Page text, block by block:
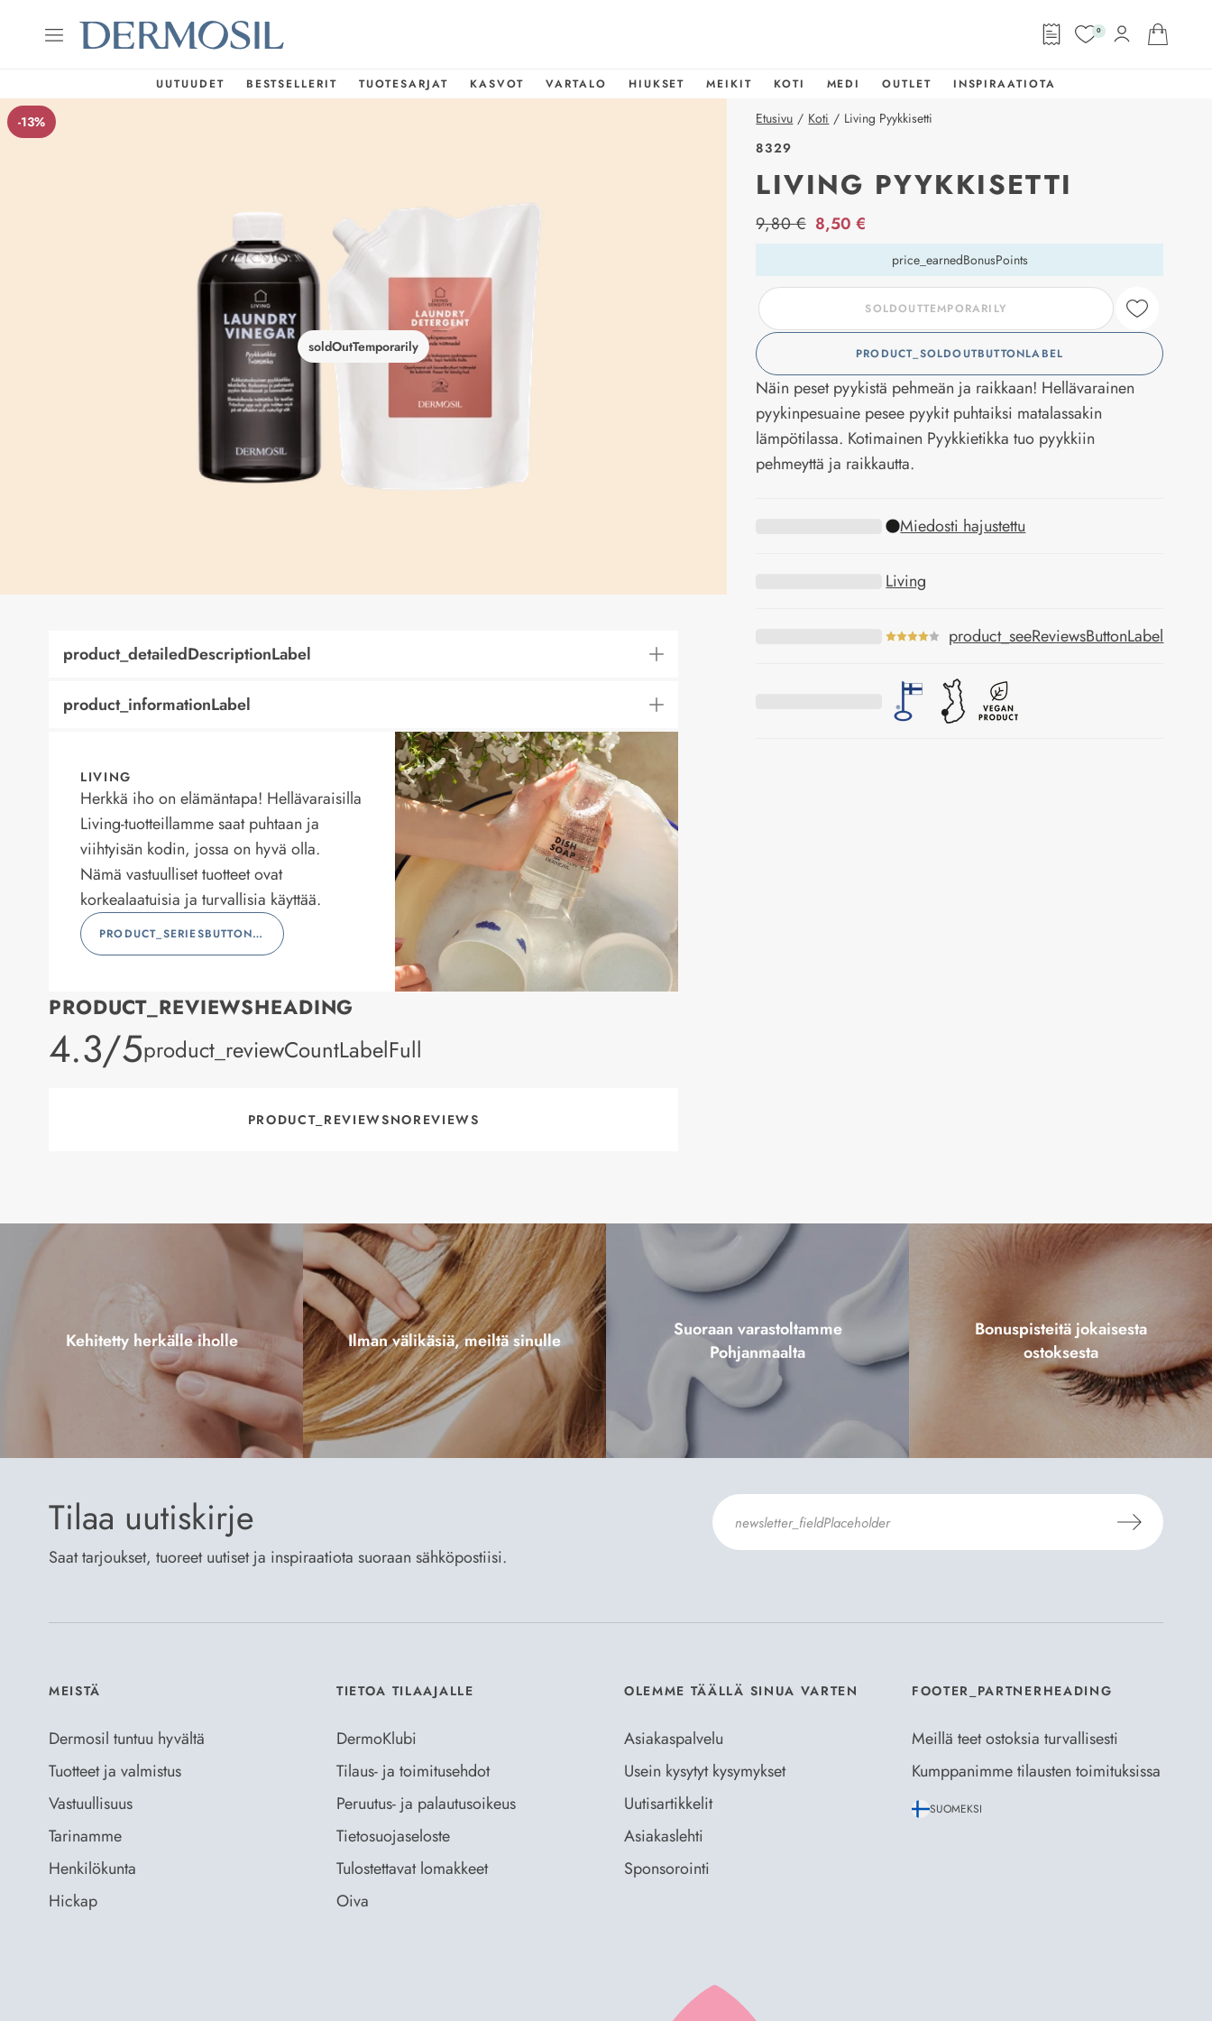
0
UUTUUDET BESTSELLERIT TUOTESARJAT KASVOT VARTALO HIUKSET MEIKIT KOTI MEDI OUTLET INSPIRAATIOTA
soldOutTemporarily
-13% Etusivu / Koti / Living Pyykkisetti
8329
LIVING PYYKKISETTI
price_label
9,80 € 8,50 €
price_earnedBonusPoints
SOLDOUTTEMPORARILY
PRODUCT_SOLDOUTBUTTONLABEL
Näin peset pyykistä pehmeän ja raikkaan! Hellävarainen
pyykinpesuaine pesee pyykit puhtaiksi matalassakin
lämpötilassa. Kotimainen Pyykkietikka tuo pyykkiin
pehmeyttä ja raikkautta.
Miedosti hajustettu
Living
product_seeReviewsButtonLabel
product_detailedDescriptionLabel
product_informationLabel
LIVING
Herkkä iho on elämäntapa! Hellävaraisilla
Living-tuotteillamme saat puhtaan ja
viihtyisän kodin, jossa on hyvä olla.
Nämä vastuulliset tuotteet ovat
korkealaatuisia ja turvallisia käyttää.
PRODUCT_SERIESBUTTONLABEL
PRODUCT_REVIEWSHEADING
product_rating
4.3/5product_reviewCountLabelFull
PRODUCT_REVIEWSNOREVIEWS
Kehitetty herkälle iholle Ilman välikäsiä, meiltä sinulle
Suoraan varastoltamme
Pohjanmaalta
Bonuspisteitä jokaisesta
ostoksesta
Tilaa uutiskirje
Saat tarjoukset, tuoreet uutiset ja inspiraatiota suoraan sähköpostiisi.
MEISTÄ
Dermosil tuntuu hyvältä
Tuotteet ja valmistus
Vastuullisuus
Tarinamme
Henkilökunta
Hickap
TIETOA TILAAJALLE
DermoKlubi
Tilaus- ja toimitusehdot
Peruutus- ja palautusoikeus
Tietosuojaseloste
Tulostettavat lomakkeet
Oiva
OLEMME TÄÄLLÄ SINUA VARTEN
Asiakaspalvelu
Usein kysytyt kysymykset
Uutisartikkelit
Asiakaslehti
Sponsorointi
FOOTER_PARTNERHEADING
Meillä teet ostoksia turvallisesti
Kumppanimme tilausten toimituksissa
SUOMEKSI